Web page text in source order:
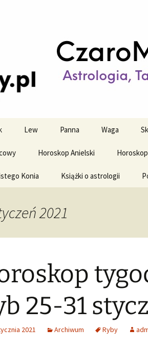
i
astrologiczne
Lew Panna Waga
Horoskop Anielski
Konia Książki o astrologii
2021
25-31
2021 Archiwum Ryby